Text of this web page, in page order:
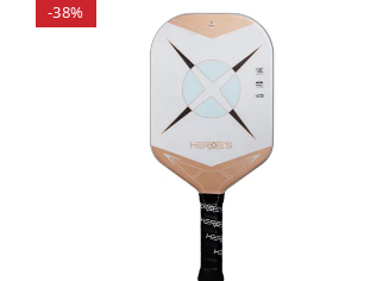
-38%